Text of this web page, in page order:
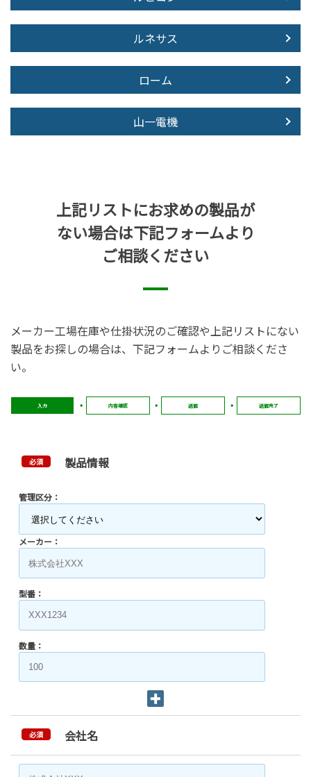
ルネサス
ローム
山一電機
上記リストにお求めの製品が
ない場合は下記フォームより
ご相談ください
メーカー工場在庫や仕掛状況のご確認や上記リストにない
製品をお探しの場合は、下記フォームよりご相談くださ
い。
入力 内容確認 送信 送信完了
必須 製品情報
管理区分：
メーカー：
型番：
数量：
必須 会社名